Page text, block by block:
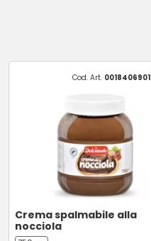
Cod. Art. 0018406901
Crema spalmabile alla
nocciola